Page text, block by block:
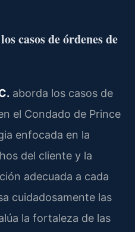
casos de órdenes de
aborda los casos de
el Condado de Prince
enfocada en la
del cliente y la
adecuada a cada
cuidadosamente las
la fortaleza de las